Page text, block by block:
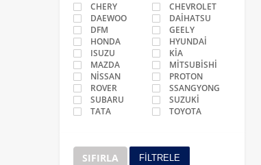
CHERY
CHEVROLET
DAEWOO
DAİHATSU
DFM
GEELY
HONDA
HYUNDAİ
ISUZU
KİA
MAZDA
MİTSUBİSHİ
NİSSAN
PROTON
ROVER
SSANGYONG
SUBARU
SUZUKİ
TATA
TOYOTA
SIFIRLA FİLTRELE